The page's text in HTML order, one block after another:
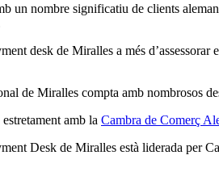
un nombre significatiu de clients
desk de Miralles a més d’assessorar
de Miralles compta amb nombrosos
amb la Cambra de Comerç
Desk de Miralles està liderada per